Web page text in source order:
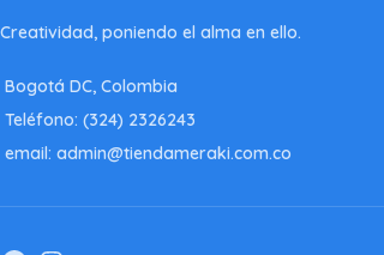
Creatividad, poniendo el alma en ello.
Bogotá DC, Colombia
Teléfono: (324) 2326243
email: admin@tiendameraki.com.co